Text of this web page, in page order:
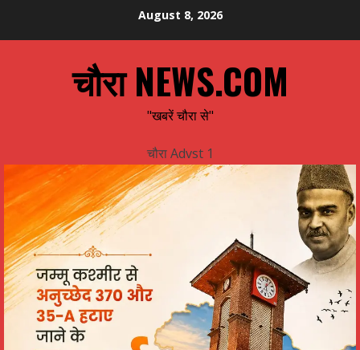
August 8, 2026
चौरा NEWS.COM
"खबरें चौरा से"
चौरा Advst 1